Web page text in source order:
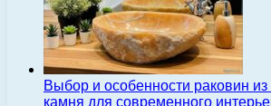
Выбор и особенности раковин из
камня для современного